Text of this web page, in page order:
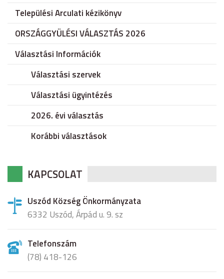
Települési Arculati kézikönyv
ORSZÁGGYÜLÉSI VÁLASZTÁS 2026
Választási Információk
Választási szervek
Választási ügyintézés
2026. évi választás
Korábbi választások
KAPCSOLAT
Uszód Község Önkormányzata
6332 Uszód, Árpád u. 9. sz
Telefonszám
(78) 418-126